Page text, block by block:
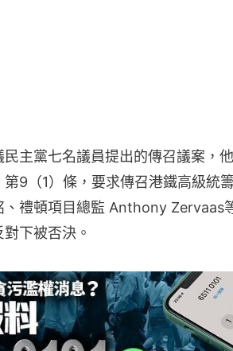
主黨七名議員提出的傳召議案，
9（1）條，要求傳召港鐵高級統
、禮頓項目總監 Anthony Zervaas
下被否決。